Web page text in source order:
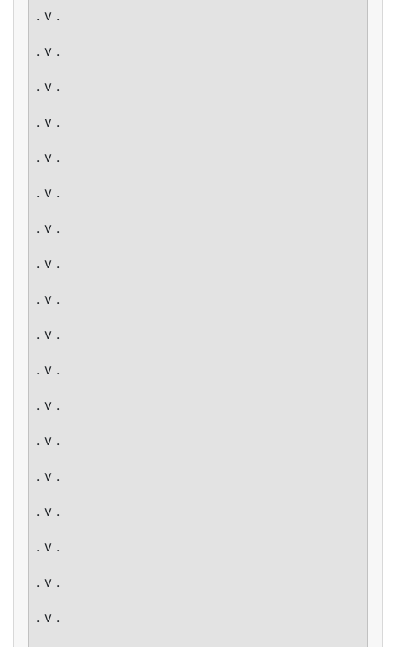
. v .
. v .
. v .
. v .
. v .
. v .
. v .
. v .
. v .
. v .
. v .
. v .
. v .
. v .
. v .
. v .
. v .
. v .